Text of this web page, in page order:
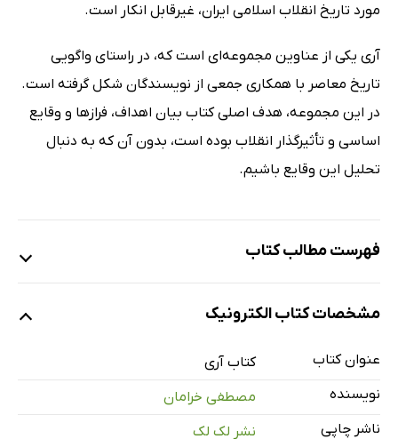
مورد تاریخ انقلاب اسلامی ایران، غیرقابل انکار است.
آری یکی از عناوین مجموعه‌ای است که، در راستای واگویی
تاریخ معاصر با همکاری جمعی از نویسندگان شکل گرفته است.
در این مجموعه، هدف اصلی کتاب بیان اهداف، فرازها و وقایع
اساسی و تأثیرگذار انقلاب بوده است، بدون آن که به دنبال
تحلیل این وقایع باشیم.
فهرست مطالب کتاب
فروشنده ناشی
مشخصات کتاب الکترونیک
عنوان کتاب
کتاب آری
نویسنده
مصطفی خرامان
ناشر چاپی
نشر لک لک